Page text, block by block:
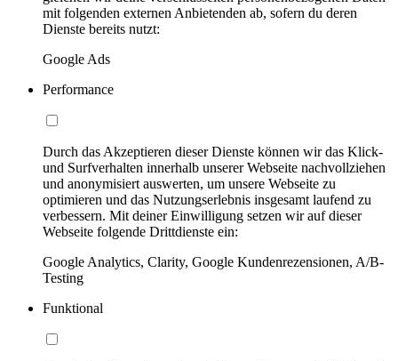
mit folgenden externen Anbietenden ab, sofern du deren
Dienste bereits nutzt:
Google Ads
Performance
Durch das Akzeptieren dieser Dienste können wir das Klick-
und Surfverhalten innerhalb unserer Webseite nachvollziehen
und anonymisiert auswerten, um unsere Webseite zu
optimieren und das Nutzungserlebnis insgesamt laufend zu
verbessern. Mit deiner Einwilligung setzen wir auf dieser
Webseite folgende Drittdienste ein:
Google Analytics, Clarity, Google Kundenrezensionen, A/B-
Testing
Funktional